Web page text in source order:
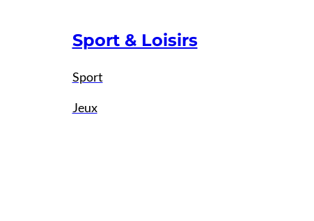
Sport & Loisirs
Sport
Jeux